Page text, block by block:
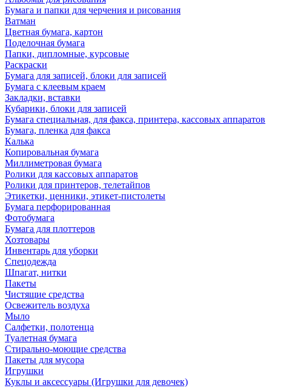
Бумага и папки для черчения и рисования
Ватман
Цветная бумага, картон
Поделочная бумага
Папки, дипломные, курсовые
Раскраски
Бумага для записей, блоки для записей
Бумага с клеевым краем
Закладки, вставки
Кубарики, блоки для записей
Бумага специальная, для факса, принтера, кассовых аппаратов
Бумага, пленка для факса
Калька
Копировальная бумага
Миллиметровая бумага
Ролики для кассовых аппаратов
Ролики для принтеров, телетайпов
Этикетки, ценники, этикет-пистолеты
Бумага перфорированная
Фотобумага
Бумага для плоттеров
Хозтовары
Инвентарь для уборки
Спецодежда
Шпагат, нитки
Пакеты
Чистящие средства
Освежитель воздуха
Мыло
Салфетки, полотенца
Туалетная бумага
Стирально-моющие средства
Пакеты для мусора
Игрушки
Куклы и аксессуары (Игрушки для девочек)